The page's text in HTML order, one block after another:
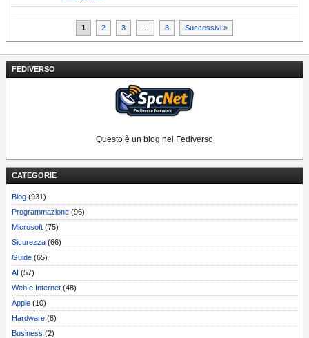
FEDIVERSO
Questo è un blog nel Fediverso
CATEGORIE
Blog (931)
Programmazione (96)
Microsoft (75)
Sicurezza (66)
Guide (65)
AI (57)
Web e Internet (48)
Apple (10)
Hardware (8)
Business (2)
Paginazione
degli
articoli
1 2 3 8 Successivi »